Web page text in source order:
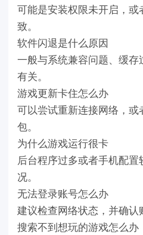
可能是安装权限未开启，
致。
软件闪退是什么原因
一般与系统兼容问题、缓存
有关。
游戏更新卡住怎么办
可以尝试重新连接网络，
包。
为什么游戏运行很卡
后台程序过多或者手机配
况。
无法登录账号怎么办
建议检查网络状态，并确认
搜索不到想玩的游戏怎么办